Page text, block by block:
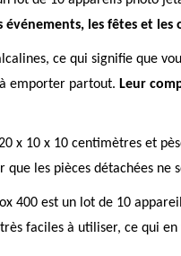
les fêtes et
ce qui signifie que
emporter partout. Leur
x 10 x 10 centimètres et
les pièces détachées ne
400 est un lot de 10
faciles à utiliser, ce qui